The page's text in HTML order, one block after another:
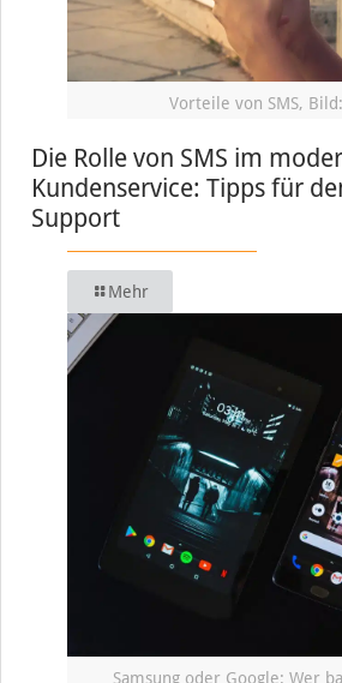
Vorteile von SMS,
Die Rolle von SMS im
Kundenservice: Tipps für
Support
Mehr
Samsung oder Google: Wer